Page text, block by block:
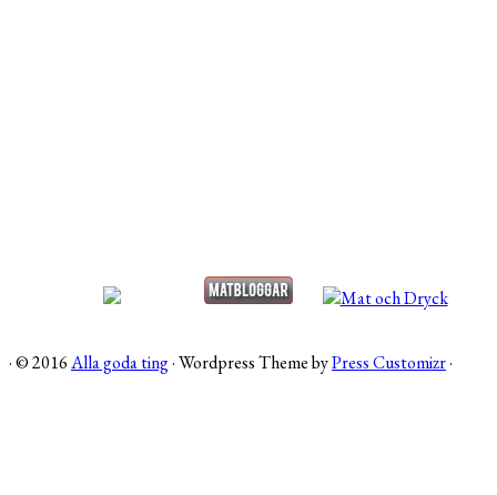
·© 2016Alla goda ting·Wordpress Theme byPress Customizr·